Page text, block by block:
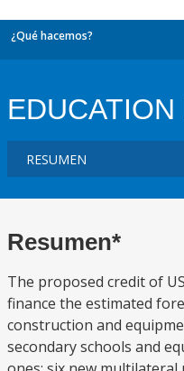
¿Qué hacemos?
EDUCATION
Resumen*
The proposed credit of
finance the estimated
construction and
secondary schools and